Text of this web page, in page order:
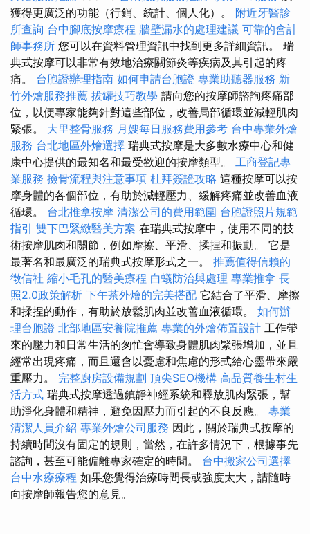
獲得更廣泛的功能（行銷、統計、個人化）。 附近牙醫診
所查詢 台中腳底按摩療程 牆壁漏水的處理建議 可靠的會計
師事務所 您可以在資料管理資訊中找到更多詳細資訊。 瑞
典式按摩可以非常有效地治療關節炎等疾病及其引起的疼
痛。 台胞證辦理指南 如何申請台胞證 專業助聽器服務 新
竹外燴服務推薦 拔罐技巧教學 請向您的按摩師諮詢疼痛部
位，以便專家能夠針對這些部位，改善局部循環並減輕肌肉
緊張。 大里整骨服務 月嫂每日服務費用參考 台中專業外燴
服務 台北地區外燴選擇 瑞典式按摩是大多數水療中心和健
康中心提供的最知名和最受歡迎的按摩類型。 工商登記專
業服務 撿骨流程與注意事項 杜拜簽證攻略 這種按摩可以按
摩身體的各個部位，有助於減輕壓力、緩解疼痛並改善血液
循環。 台北推拿按摩 清潔公司的費用範圍 台胞證照片規範
指引 雙下巴緊緻醫美方案 在瑞典式按摩中，使用不同的技
術按摩肌肉和關節，例如摩擦、平滑、揉捏和振動。 它是
最著名和最廣泛的瑞典式按摩形式之一。 推薦值得信賴的
徵信社 縮小毛孔的醫美療程 白蟻防治與處理 專業推拿 長
照2.0政策解析 下午茶外燴的完美搭配 它結合了平滑、摩擦
和揉捏的動作，有助於放鬆肌肉並改善血液循環。 如何辦
理台胞證 北部地區安養院推薦 專業的外燴佈置設計 工作帶
來的壓力和日常生活的匆忙會導致身體肌肉緊張增加，並且
經常出現疼痛，而且還會以憂慮和焦慮的形式給心靈帶來嚴
重壓力。 完整廚房設備規劃 頂尖SEO機構 高品質養生村生
活方式 瑞典式按摩透過鎮靜神經系統和釋放肌肉緊張，幫
助淨化身體和精神，避免因壓力而引起的不良反應。 專業
清潔人員介紹 專業外燴公司服務 因此，關於瑞典式按摩的
持續時間沒有固定的規則，當然，在許多情況下，根據事先
諮詢，甚至可能偏離專家確定的時間。 台中搬家公司選擇
台中水療療程 如果您覺得治療時間長或強度太大，請隨時
向按摩師報告您的意見。